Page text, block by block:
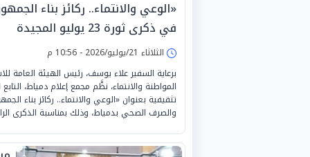
«الوعي والانتماء.. ركائز بناء
في ذكرى ثورة 23 يوليو المجيدة
الثلاثاء 21/يوليو/2026 - 10:56 م
برعاية السفير علاء يوسف، رئيس الهيئة
المواطنة والانتماء، نظَّم مجمع إعلام دمياط،
تثقيفية بعنوان «الوعي والانتماء.. ركائز بناء
والصرف الصحي بدمياط، وذلك بمناسبة الذكرى